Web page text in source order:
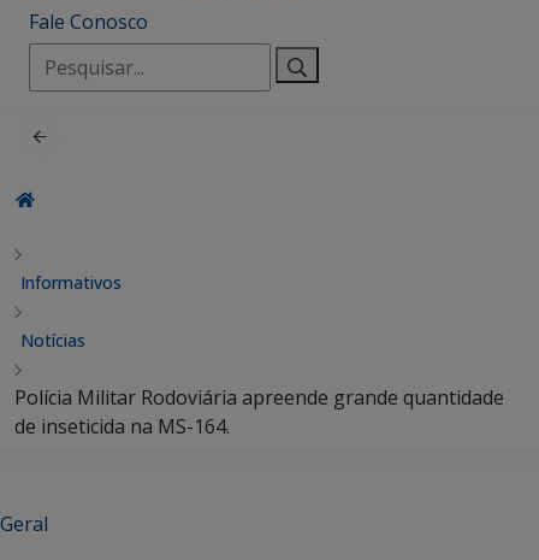
Fale Conosco
Pesquisar
por:
Informativos
Notícias
Polícia Militar Rodoviária apreende grande quantidade
de inseticida na MS-164.
Geral